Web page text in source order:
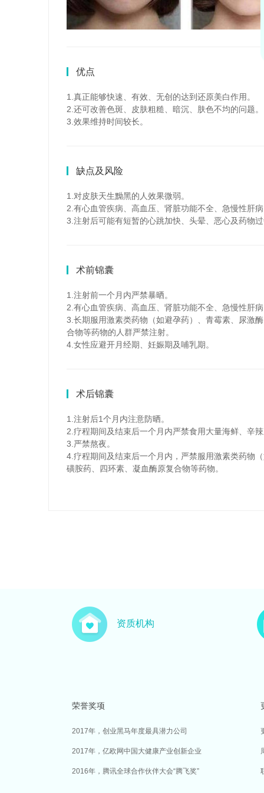
优点
1.真正能够快速、有效、无创的达到还原美白作用。
2.还可改善色斑、皮肤粗糙、暗沉、肤色不均的问题。
3.效果维持时间较长。
缺点及风险
1.对皮肤天生黝黑的人效果微弱。
2.有心血管疾病、高血压、肾脏功能不全、急慢性肝
3.注射后可能有短暂的心跳加快、头晕、恶心及药物
术前锦囊
1.注射前一个月内严禁暴晒。
2.有心血管疾病、高血压、肾脏功能不全、急慢性肝
3.长期服用激素类药物（如避孕药）、青霉素、尿激
合物等药物的人群严禁注射。
4.女性应避开月经期、妊娠期及哺乳期。
术后锦囊
1.注射后1个月内注意防晒。
2.疗程期间及结束后一个月内严禁食用大量海鲜、辛
3.严禁熬夜。
4.疗程期间及结束后一个月内，严禁服用激素类药物
磺胺药、四环素、凝血酶原复合物等药物。
资质机构
荣誉奖项
2017年，创业黑马年度最具潜力公司
2017年，亿欧网中国大健康产业创新企业
2016年，腾讯全球合作伙伴大会“腾飞奖”